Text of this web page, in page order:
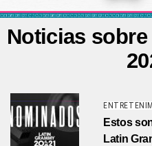
Noticias
Estos
Latin